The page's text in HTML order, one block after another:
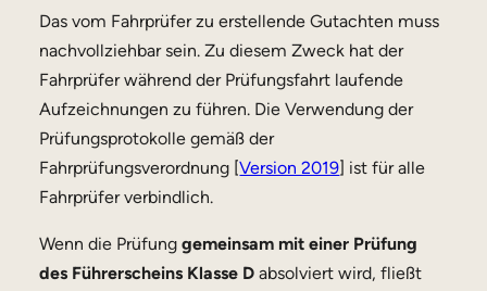
Das vom Fahrprüfer zu erstellende Gutachten muss
nachvollziehbar sein. Zu diesem Zweck hat der
Fahrprüfer während der Prüfungsfahrt laufende
Aufzeichnungen zu führen. Die Verwendung der
Prüfungsprotokolle gemäß der
Fahrprüfungsverordnung [Version 2019] ist für alle
Fahrprüfer verbindlich.
Wenn die Prüfunggemeinsam mit einer Prüfung
des Führerscheins Klasse D absolviert wird, fließt